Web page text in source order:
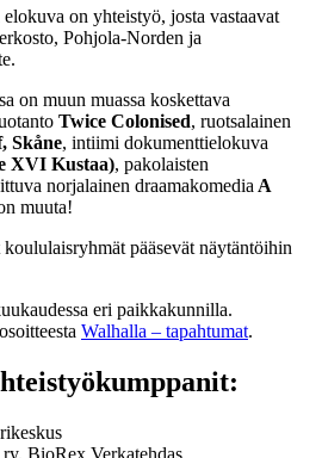
on yhteistyö, josta vastaavat
Pohjola-Norden ja
on muun muassa koskettava
Twice Colonised, ruotsalainen
Skåne, intiimi dokumenttielokuva
XVI Kustaa), pakolaisten
norjalainen draamakomedia A
muuta!
pääsevät näytäntöihin
eri paikkakunnilla.
Walhalla – tapahtumat.
BioRex Verkatehdas